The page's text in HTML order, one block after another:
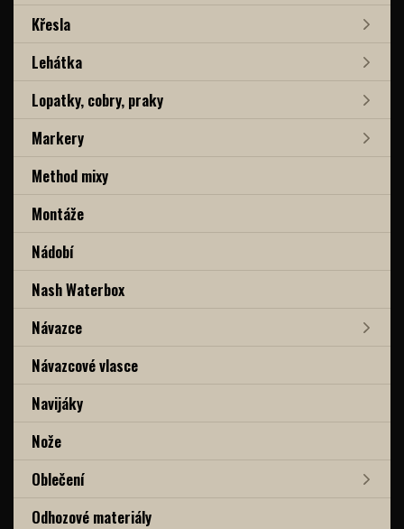
Křesla
Lehátka
Lopatky, cobry, praky
Markery
Method mixy
Montáže
Nádobí
Nash Waterbox
Návazce
Návazcové vlasce
Navijáky
Nože
Oblečení
Odhozové materiály